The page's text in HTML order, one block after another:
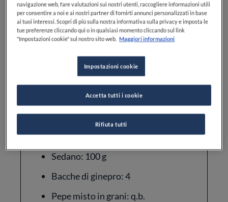
Ingredienti
Polpo: 1,5 kg
Carote: 120 g
Aglio: 1 spicchio
Cipolla: 200 g
Sedano: 100 g
Bacche di ginepro: 4
Pepe misto in grani: q.b.
navigazione web, fare valutazioni sui nostri utenti, raccogliere informazioni utili
per consentire a noi e ai nostri partner di fornirti annunci personalizzati in base
ai tuoi interessi. Scopri di più sulla nostra informativa sulla privacy e imposta le
tue preferenze cliccando qui o in qualsiasi momento cliccando sul link
"Impostazioni cookie" sul nostro sito web. Maggiori informazioni
Impostazioni cookie
Rifiuta tutti
Accetta tutti i cookie